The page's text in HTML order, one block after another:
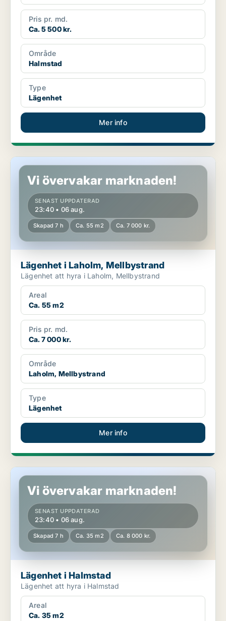
Pris pr. md.
Ca. 5 500 kr.
Område
Halmstad
Type
Lägenhet
Mer info
Lägenhet i Laholm, Mellbystrand
Vi övervakar marknaden!
SENAST UPPDATERAD
23:40 • 06 aug.
Skapad 7 h Ca. 55 m2 Ca. 7 000 kr.
Lägenhet i Laholm, Mellbystrand
Lägenhet att hyra i Laholm, Mellbystrand
Areal
Ca. 55 m2
Pris pr. md.
Ca. 7 000 kr.
Område
Laholm, Mellbystrand
Type
Lägenhet
Mer info
Lägenhet i Halmstad
Vi övervakar marknaden!
SENAST UPPDATERAD
23:40 • 06 aug.
Skapad 7 h Ca. 35 m2 Ca. 8 000 kr.
Lägenhet i Halmstad
Lägenhet att hyra i Halmstad
Areal
Ca. 35 m2